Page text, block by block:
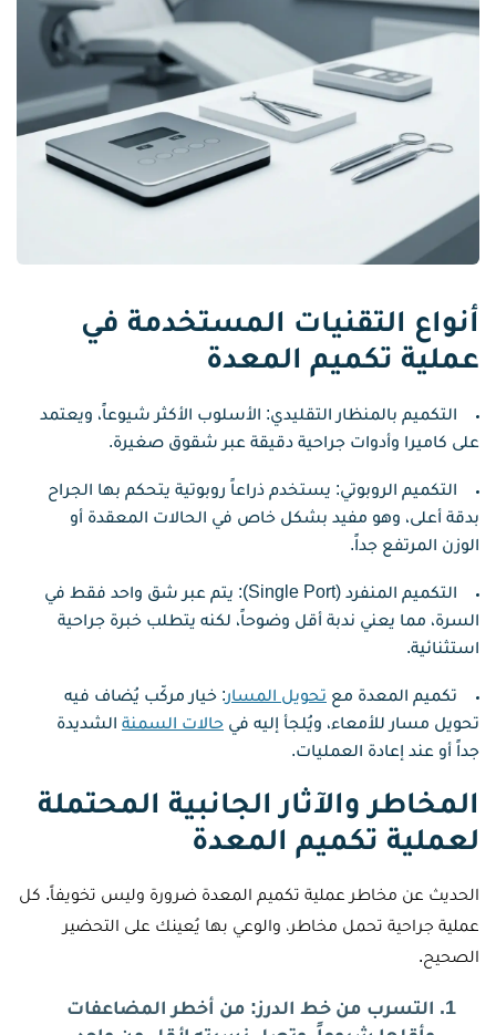
أنواع التقنيات المستخدمة في
عملية تكميم المعدة
التكميم بالمنظار التقليدي: الأسلوب الأكثر شيوعاً، ويعتمد
على كاميرا وأدوات جراحية دقيقة عبر شقوق صغيرة.
التكميم الروبوتي: يستخدم ذراعاً روبوتية يتحكم بها الجراح
بدقة أعلى، وهو مفيد بشكل خاص في الحالات المعقدة أو
الوزن المرتفع جداً.
التكميم المنفرد (Single Port): يتم عبر شق واحد فقط في
السرة، مما يعني ندبة أقل وضوحاً، لكنه يتطلب خبرة جراحية
استثنائية.
تكميم المعدة مع تحويل المسار: خيار مركّب يُضاف فيه
تحويل مسار للأمعاء، ويُلجأ إليه في حالات السمنة الشديدة
جداً أو عند إعادة العمليات.
المخاطر والآثار الجانبية المحتملة
لعملية تكميم المعدة
الحديث عن مخاطر عملية تكميم المعدة ضرورة وليس تخويفاً. كل
عملية جراحية تحمل مخاطر، والوعي بها يُعينك على التحضير
الصحيح.
التسرب من خط الدرز: من أخطر المضاعفات